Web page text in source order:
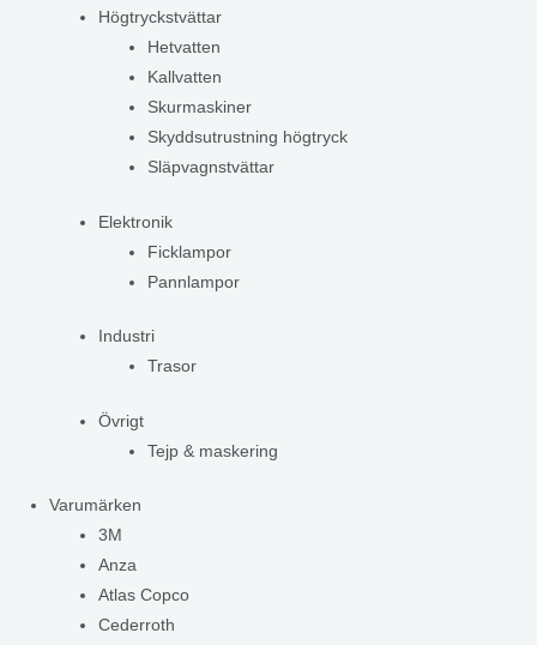
Högtryckstvättar
Hetvatten
Kallvatten
Skurmaskiner
Skyddsutrustning högtryck
Släpvagnstvättar
Elektronik
Ficklampor
Pannlampor
Industri
Trasor
Övrigt
Tejp & maskering
Varumärken
3M
Anza
Atlas Copco
Cederroth